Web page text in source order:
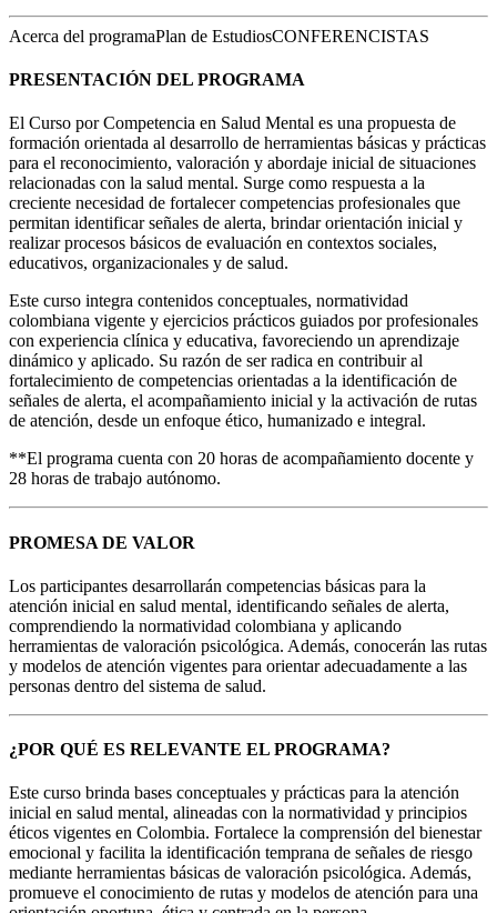
Acerca del programaPlan de EstudiosCONFERENCISTAS
PRESENTACIÓN DEL PROGRAMA
El Curso por Competencia en Salud Mental es una propuesta de
formación orientada al desarrollo de herramientas básicas y prácticas
para el reconocimiento, valoración y abordaje inicial de situaciones
relacionadas con la salud mental. Surge como respuesta a la
creciente necesidad de fortalecer competencias profesionales que
permitan identificar señales de alerta, brindar orientación inicial y
realizar procesos básicos de evaluación en contextos sociales,
educativos, organizacionales y de salud.
Este curso integra contenidos conceptuales, normatividad
colombiana vigente y ejercicios prácticos guiados por profesionales
con experiencia clínica y educativa, favoreciendo un aprendizaje
dinámico y aplicado. Su razón de ser radica en contribuir al
fortalecimiento de competencias orientadas a la identificación de
señales de alerta, el acompañamiento inicial y la activación de rutas
de atención, desde un enfoque ético, humanizado e integral.
**El programa cuenta con 20 horas de acompañamiento docente y
28 horas de trabajo autónomo.
PROMESA DE VALOR
Los participantes desarrollarán competencias básicas para la
atención inicial en salud mental, identificando señales de alerta,
comprendiendo la normatividad colombiana y aplicando
herramientas de valoración psicológica. Además, conocerán las rutas
y modelos de atención vigentes para orientar adecuadamente a las
personas dentro del sistema de salud.
¿POR QUÉ ES RELEVANTE EL PROGRAMA?
Este curso brinda bases conceptuales y prácticas para la atención
inicial en salud mental, alineadas con la normatividad y principios
éticos vigentes en Colombia. Fortalece la comprensión del bienestar
emocional y facilita la identificación temprana de señales de riesgo
mediante herramientas básicas de valoración psicológica. Además,
promueve el conocimiento de rutas y modelos de atención para una